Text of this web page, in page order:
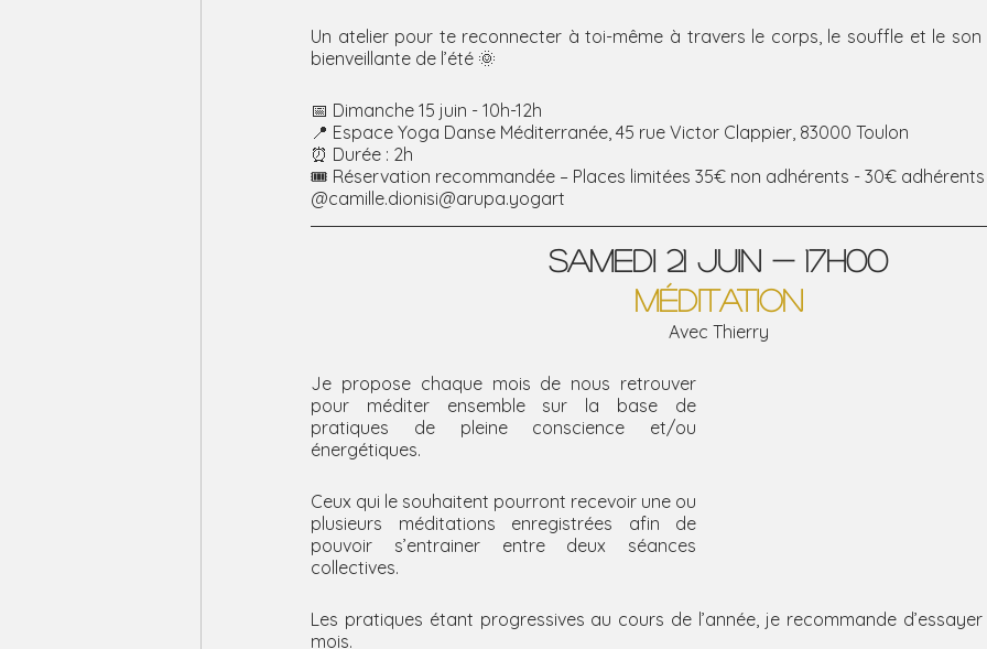
Un atelier pour te reconnecter à toi-même à travers le corps, le souffle et le son
bienveillante de l’été 🌞
📅 Dimanche 15 juin - 10h-12h
📍 Espace Yoga Danse Méditerranée, 45 rue Victor Clappier, 83000 Toulon
⏰ Durée : 2h
🎟️ Réservation recommandée – Places limitées 35€ non adhérents - 30€ adhérents
@camille.dionisi@arupa.yogart
SAMEDI 21 juin - 17h00
méditation
Avec Thierry
Je propose chaque mois de nous retrouver
pour méditer ensemble sur la base de
pratiques de pleine conscience et/ou
énergétiques.
Ceux qui le souhaitent pourront recevoir une ou
plusieurs méditations enregistrées afin de
pouvoir s’entrainer entre deux séances
collectives.
Les pratiques étant progressives au cours de l’année, je recommande
mois.